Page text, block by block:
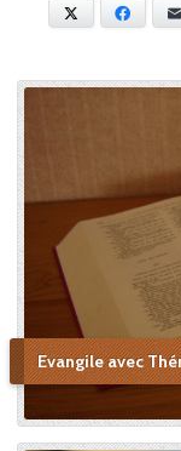
Evangile avec